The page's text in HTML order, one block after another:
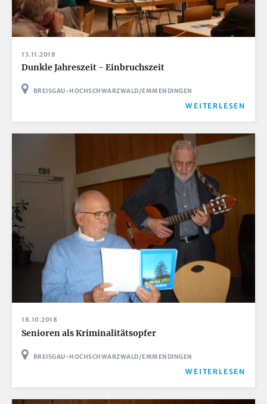
13.11.2018
Dunkle Jahreszeit - Einbruchszeit
BREISGAU-HOCHSCHWARZWALD/EMMENDINGEN
WEITERLESEN
18.10.2018
Senioren als Kriminalitätsopfer
BREISGAU-HOCHSCHWARZWALD/EMMENDINGEN
WEITERLESEN